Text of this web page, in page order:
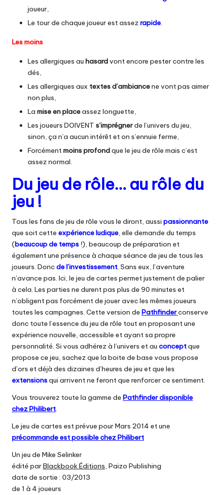
joueur,
Le tour de chaque joueur est assez rapide.
Les moins
Les allergiques au hasardvont encore pester contre les
dés,
Les allergiques aux textes d’ambiancene vont pas aimer
non plus,
La mise en placeassez longuette,
Les joueurs DOIVENT s’imprégnerde l’univers du jeu,
sinon, ça n’a aucun intérêt et on s’ennuie ferme,
Forcémentmoins profondque le jeu de rôle mais c’est
assez normal.
Du jeu de rôle… au rôle du
jeu !
Tous les fans de jeu de rôle vous le diront, aussi passionnante
que soit cette expérience ludique, elle demande du temps
(beaucoup de temps !), beaucoup de préparation et
également une présence à chaque séance de jeu de tous les
joueurs. Doncde l’investissement. Sans eux, l’aventure
n’avance pas. Ici, le jeu de cartes permet justement de palier
à cela. Les parties ne durent pas plus de 90 minutes et
n’obligent pas forcément de jouer avec les mêmes joueurs
toutes les campagnes. Cette version de Pathfinderconserve
donc toute l’essence du jeu de rôle tout en proposant une
expérience nouvelle, accessible et ayant sa propre
personnalité. Si vous adhérez à l’univers et au conceptque
propose ce jeu, sachez que la boite de base vous propose
d’ors et déjà des dizaines d’heures de jeu et que les
extensionsqui arrivent ne feront que renforcer ce sentiment.
Vous trouverez toute la gamme de Pathfinder disponible
chez Philibert.
Le jeu de cartes est prévue pour Mars 2014 et une
précommande est possible chez Philibert
Un jeu de Mike Selinker
édité parBlackbook Éditions, Paizo Publishing
date de sortie : 03/2013
de 1 à 4 joueurs